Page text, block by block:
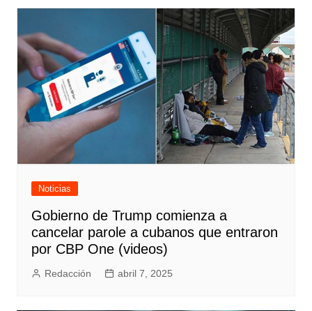
entradas
Noticias
Gobierno de Trump comienza a
cancelar parole a cubanos que entraron
por CBP One (videos)
Redacción abril 7, 2025